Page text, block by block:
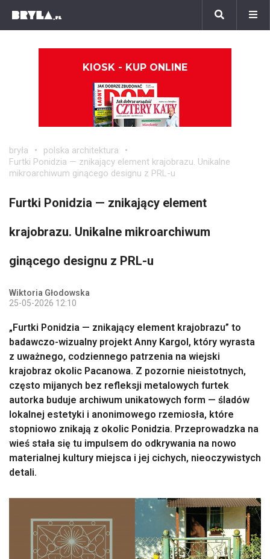
KIOSK - KUP ONLINE
bryła
polska architektura
Furtki Ponidzia — znikający element krajobrazu. Unikalne
mikroarchiwum ginącego designu z PRL-u
Furtki Ponidzia — znikający element
krajobrazu. Unikalne mikroarchiwum
ginącego designu z PRL-u
Wiktoria Głodowska
25-05-2026 12:10
„Furtki Ponidzia — znikający element krajobrazu” to
badawczo-wizualny projekt Anny Kargol, który wyrasta
z uważnego, codziennego patrzenia na wiejski
krajobraz okolic Pacanowa. Z pozornie nieistotnych,
często mijanych bez refleksji metalowych furtek
autorka buduje archiwum unikatowych form — śladów
lokalnej estetyki i anonimowego rzemiosła, które
stopniowo znikają z okolic Ponidzia. Przeprowadzka na
wieś stała się tu impulsem do odkrywania na nowo
materialnej kultury miejsca i jej cichych, nieoczywistych
detali.